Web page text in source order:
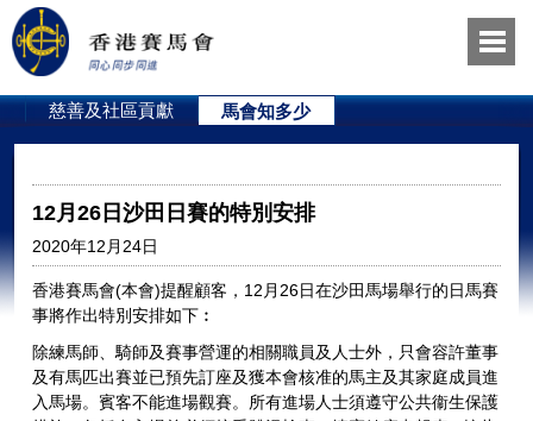
慈善及社區貢獻 馬會知多少
12月26日沙田日賽的特別安排
2020年12月24日
香港賽馬會(本會)提醒顧客，12月26日在沙田馬場舉行的日馬賽
事將作出特別安排如下︰
除練馬師、騎師及賽事營運的相關職員及人士外，只會容許董事
及有馬匹出賽並已預先訂座及獲本會核准的馬主及其家庭成員進
入馬場。賓客不能進場觀賽。所有進場人士須遵守公共衞生保護